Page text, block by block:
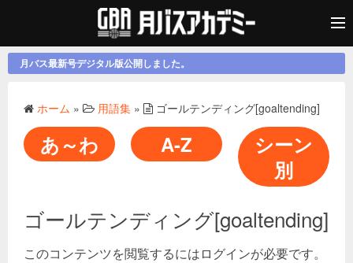
月バス最新号デジタル版公開しました。
ホーム » 用語集 » ゴールテンディング[goaltending]
あ～わ A-Z
シーン
別
ゴールテンディング[goaltending]
このコンテンツを閲覧するにはログインが必要です。